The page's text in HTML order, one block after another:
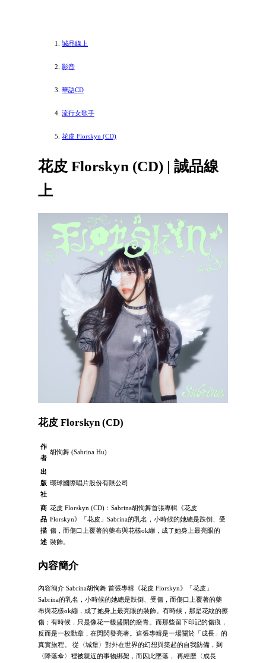
誠品線上
影音
華語CD
流行女歌手
花皮 Florskyn (CD)
花皮 Florskyn (CD) | 誠品線
上
花皮 Florskyn (CD)
作
者
胡恂舞 (Sabrina Hu)
出
版
社
環球國際唱片股份有限公司
商
品
描
述
花皮 Florskyn (CD)：Sabrina胡恂舞首張專輯《花皮
Florskyn》「花皮」Sabrina的乳名，小時候的她總是跌倒、受
傷，而傷口上覆著的藥布與花樣ok繃，成了她身上最亮眼的
裝飾。
內容簡介
內容簡介 Sabrina胡恂舞 首張專輯《花皮 Florskyn》「花皮」
Sabrina的乳名，小時候的她總是跌倒、受傷，而傷口上覆著的藥
布與花樣ok繃，成了她身上最亮眼的裝飾。有時候，那是花紋的擦
傷；有時候，只是像花一樣盛開的瘀青。而那些留下印記的傷痕，
反而是一枚勳章，在閃閃發亮著。這張專輯是一場關於「成長」的
真實旅程。 從〈城堡〉對外在世界的幻想與築起的自我防備，到
〈降落傘〉裡被親近的事物綁架，而因此墜落， 再經歷〈成長